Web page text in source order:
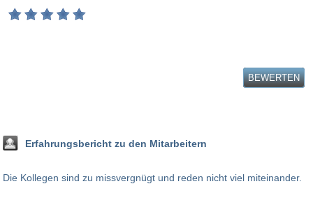
BEWERTEN
Erfahrungsbericht zu den Mitarbeitern
Die Kollegen sind zu missvergnügt und reden nicht viel miteinander.